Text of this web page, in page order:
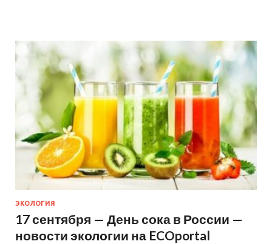
ЭКОЛОГИЯ
17 сентября — День сока в России —
новости экологии на ECOportal